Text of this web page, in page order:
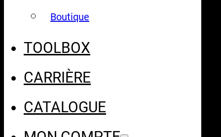
Boutique
TOOLBOX
CARRIÈRE
CATALOGUE